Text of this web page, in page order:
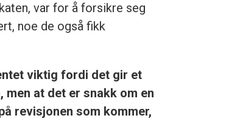
var for å forsikre seg
noe de også fikk
viktig fordi det gir et
at det er snakk om en
revisjonen som kommer,